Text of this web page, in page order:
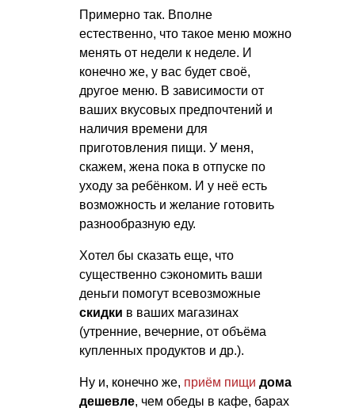
Примерно так. Вполне
естественно, что такое меню можно
менять от недели к неделе. И
конечно же, у вас будет своё,
другое меню. В зависимости от
ваших вкусовых предпочтений и
наличия времени для
приготовления пищи. У меня,
скажем, жена пока в отпуске по
уходу за ребёнком. И у неё есть
возможность и желание готовить
разнообразную еду.
Хотел бы сказать еще, что
существенно сэкономить ваши
деньги помогут всевозможные
скидки в ваших магазинах
(утренние, вечерние, от объёма
купленных продуктов и др.).
Ну и, конечно же, приём пищи дома
дешевле, чем обеды в кафе, барах